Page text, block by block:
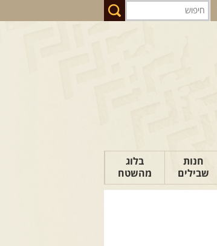
חנות
שבילים
בלוג
מהשטח